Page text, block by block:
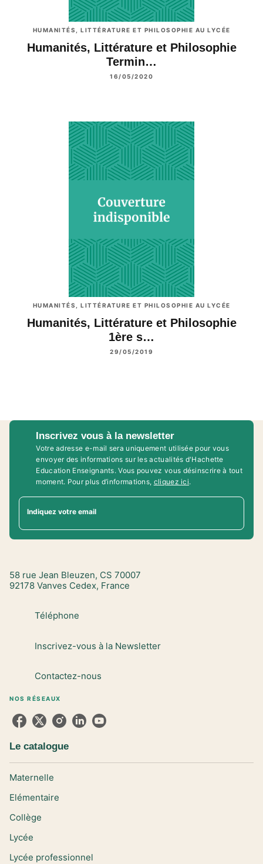
HUMANITÉS, LITTÉRATURE ET PHILOSOPHIE AU LYCÉE
Humanités, Littérature et Philosophie
Termin…
16/05/2020
HUMANITÉS, LITTÉRATURE ET PHILOSOPHIE AU LYCÉE
Humanités, Littérature et Philosophie
1ère s…
29/05/2019
Inscrivez vous à la newsletter
Votre adresse e-mail sera uniquement utilisée pour vous
envoyer des informations sur les actualités d'Hachette
Education Enseignants. Vous pouvez vous désinscrire à tout
moment. Pour plus d’informations, cliquez ici.
Indiquez votre email
58 rue Jean Bleuzen, CS 70007
92178 Vanves Cedex, France
Téléphone
Inscrivez-vous à la Newsletter
Contactez-nous
NOS RÉSEAUX
Le catalogue
Maternelle
Elémentaire
Collège
Lycée
Lycée professionnel